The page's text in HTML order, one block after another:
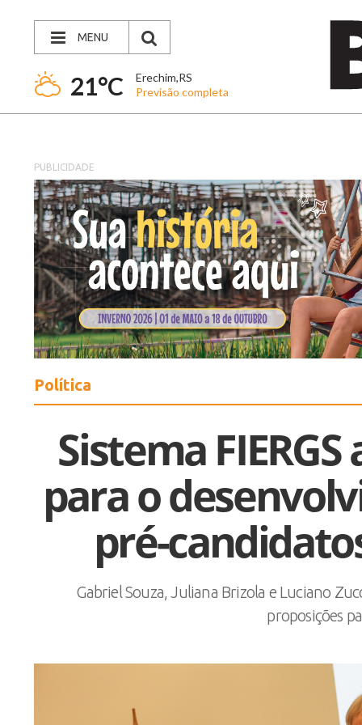
MENU
21°C
Erechim,RS
Previsão completa
PUBLICIDADE
Política
Sistema
para o
pré-
Gabriel Souza, Juliana Brizola e Luciano
proposições